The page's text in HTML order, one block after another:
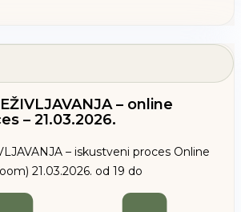
– online
– 21.03.2026.
– iskustveni proces Online
21.03.2026. od 19 do